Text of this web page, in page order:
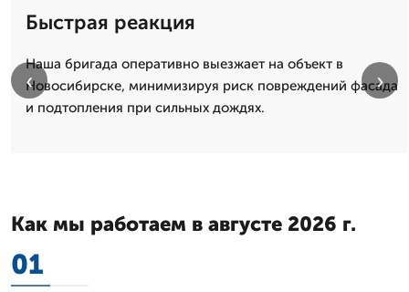
Быстрая реакция
Наша бригада оперативно выезжает на объект в
Новосибирске, минимизируя риск повреждений фасада
и подтопления при сильных дождях.
‹ ›
Как мы работаем в августе 2026 г.
01